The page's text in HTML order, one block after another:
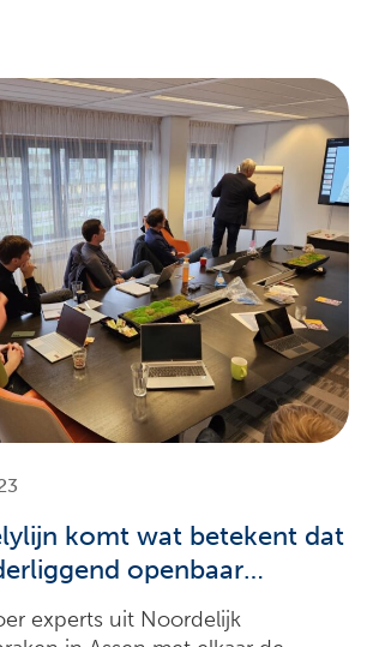
komt wat betekent dat
openbaar
experts uit Noordelijk